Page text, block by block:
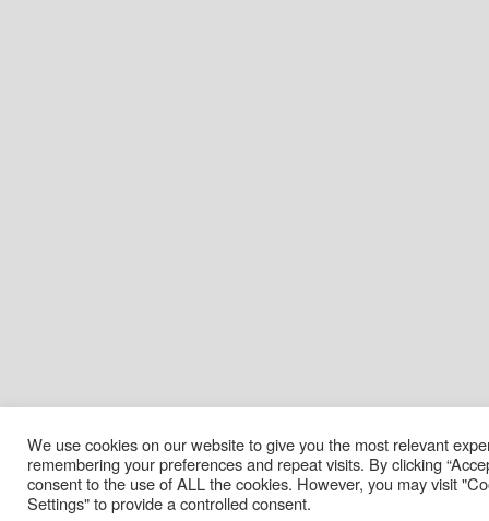
We use cookies on our website to give you the most relevant
remembering your preferences and repeat visits. By clicking
consent to the use of ALL the cookies. However, you may visit
Settings" to provide a controlled consent.